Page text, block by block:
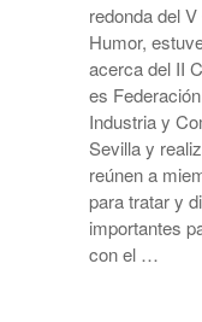
redonda del
Humor,
acerca del II
es
Industria y
Sevilla y
reúnen a
para tratar y
importantes
con el …